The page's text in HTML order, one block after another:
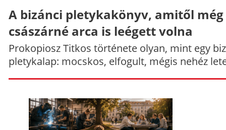
A bizánci pletykakönyv, amitől még
császárné arca is leégett volna
Prokopiosz Titkos története olyan, mint egy
pletykalap: mocskos, elfogult, mégis nehéz